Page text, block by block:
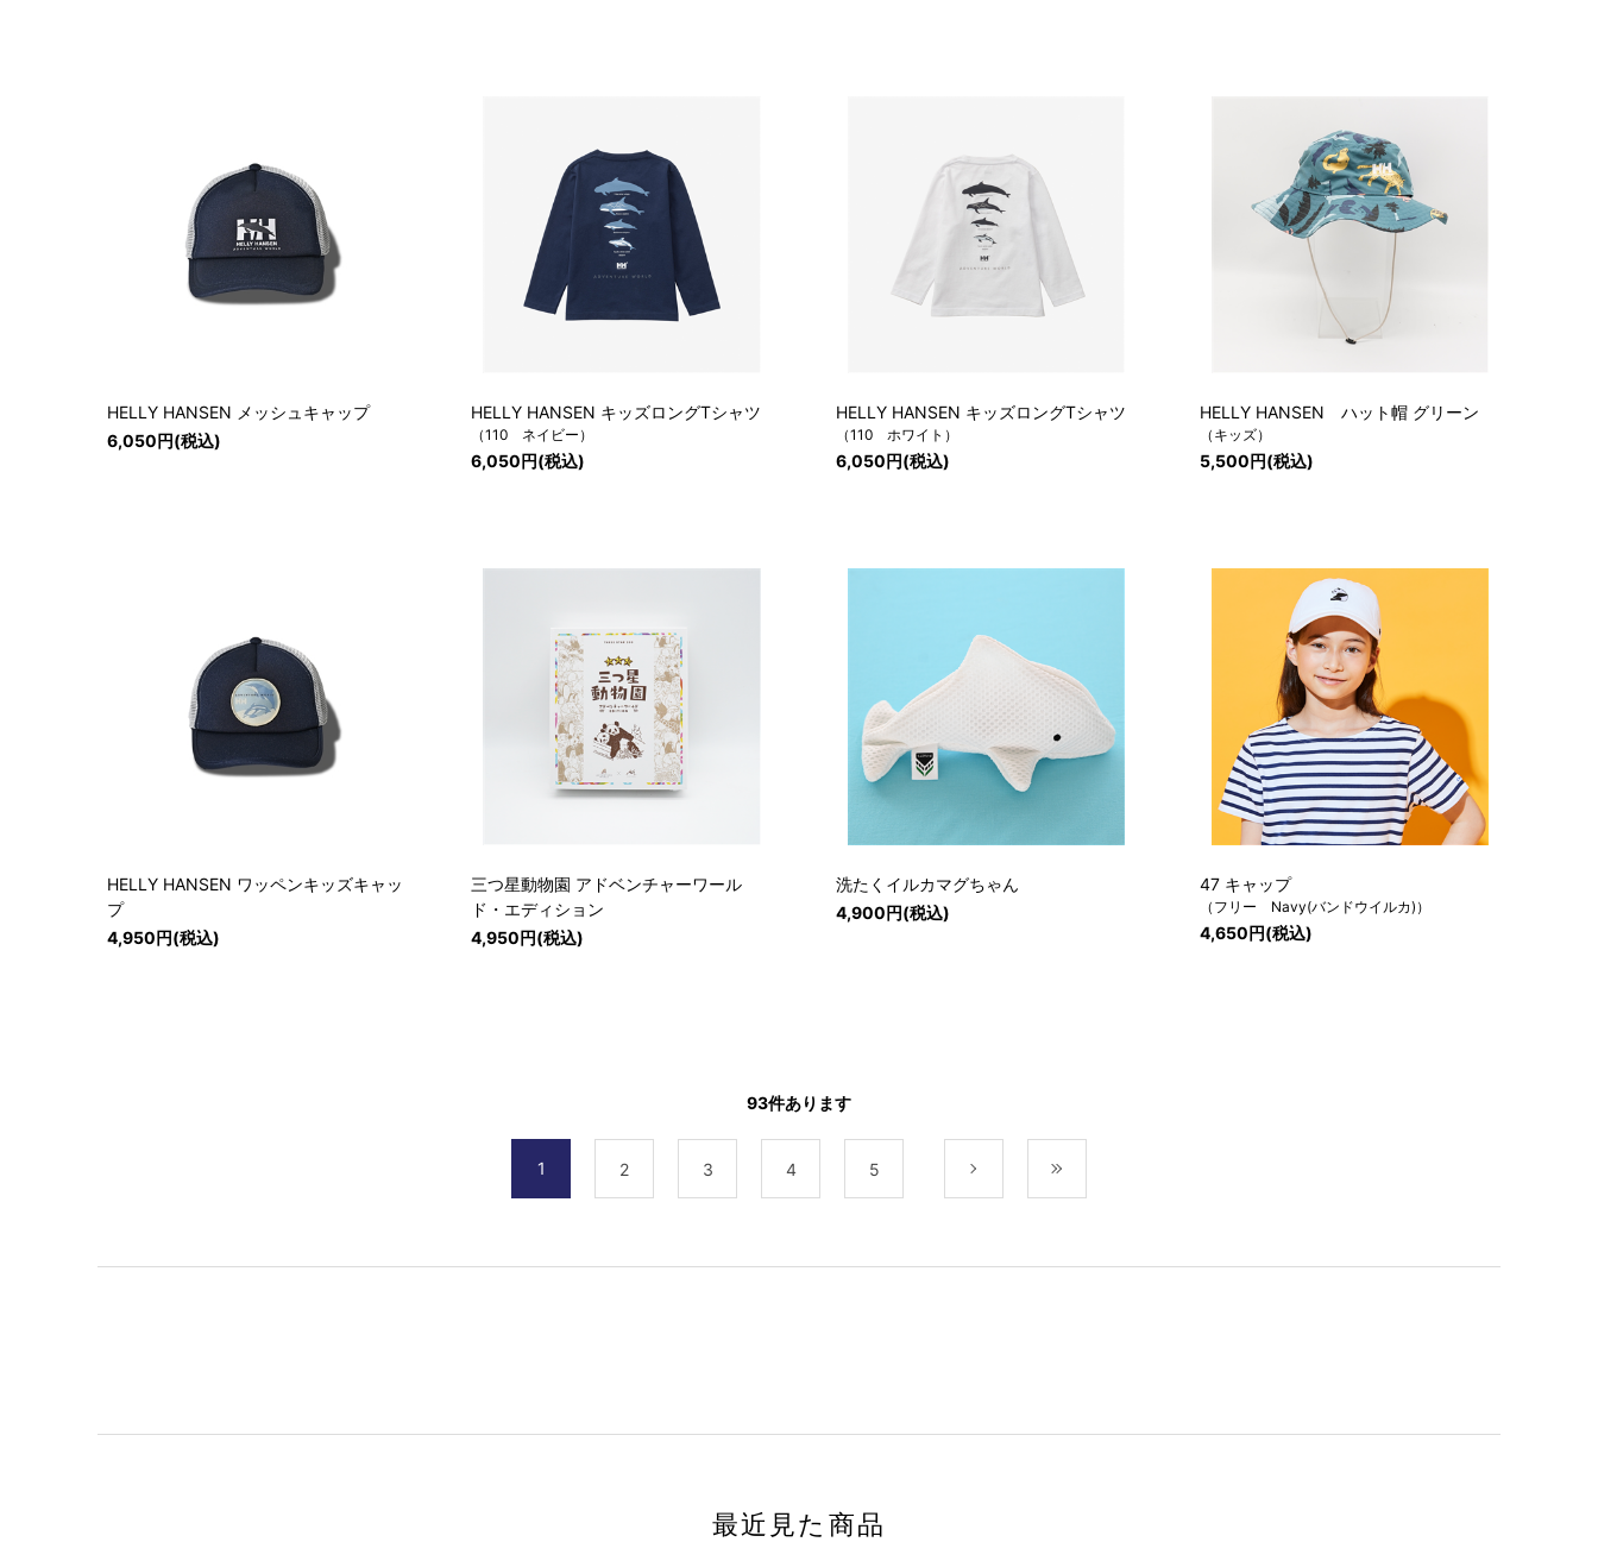
HELLY HANSEN メッシュキャップ
6,050円(税込)
HELLY HANSEN キッズロングTシャツ
（110 ネイビー）
6,050円(税込)
HELLY HANSEN キッズロングTシャツ
（110 ホワイト）
6,050円(税込)
HELLY HANSEN ハット帽 グリーン
（キッズ）
5,500円(税込)
HELLY HANSEN ワッペンキッズキャッ
プ
4,950円(税込)
三つ星動物園 アドベンチャーワール
ド・エディション
4,950円(税込)
洗たくイルカマグちゃん
4,900円(税込)
47 キャップ
（フリー Navy(バンドウイルカ)）
4,650円(税込)
93件あります
1 2 3 4 5
最近見た商品